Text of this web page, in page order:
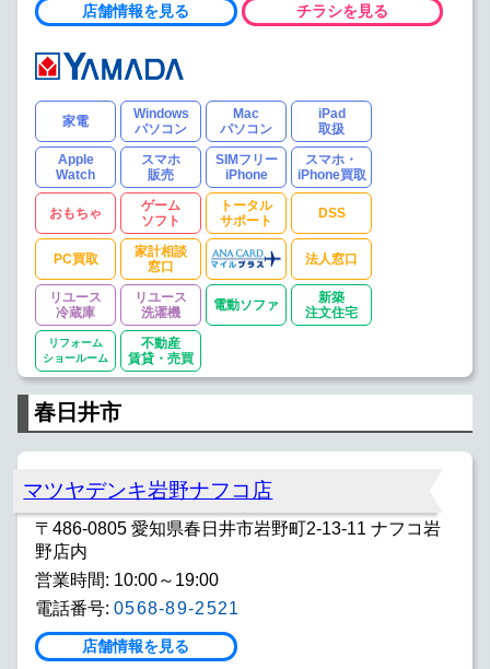
店舗情報を見る チラシを見る
家電
Windows
パソコン
Mac
パソコン
iPad
取扱
Apple
Watch
スマホ
販売
SIMフリー
iPhone
スマホ・
iPhone買取
おもちゃ
ゲーム
ソフト
トータル
サポート
DSS
PC買取
家計相談
窓口
法人窓口
リユース
冷蔵庫
リユース
洗濯機
電動ソファ
新築
注文住宅
リフォーム
ショールーム
不動産
賃貸・売買
春日井市
マツヤデンキ岩野ナフコ店
〒486-0805 愛知県春日井市岩野町2-13-11 ナフコ岩
野店内
営業時間: 10:00～19:00
電話番号: 0568-89-2521
店舗情報を見る